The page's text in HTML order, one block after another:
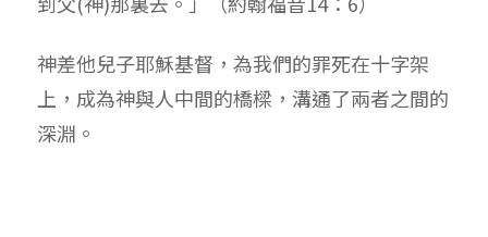
神差他兒子耶穌基督，為我們的罪死在十字架
上，成為神與人中間的橋樑，溝通了兩者之間的
深淵。